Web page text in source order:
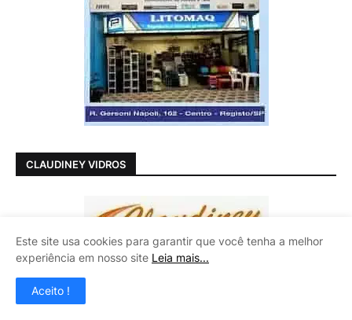
CLAUDINEY VIDROS
Este site usa cookies para garantir que você tenha a melhor
experiência em nosso site Leia mais...
Aceito !